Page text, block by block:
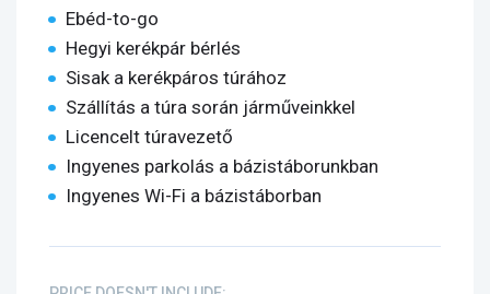
Ebéd-to-go
Hegyi kerékpár bérlés
Sisak a kerékpáros túrához
Szállítás a túra során járműveinkkel
Licencelt túravezető
Ingyenes parkolás a bázistáborunkban
Ingyenes Wi-Fi a bázistáborban